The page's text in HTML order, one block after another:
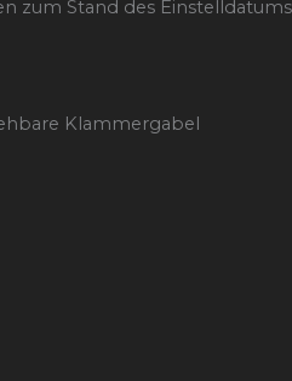
zum Stand des
Klammergabel